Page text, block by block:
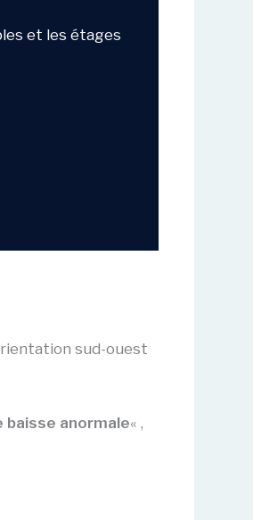
et les étages
sud-ouest
anormale« ,